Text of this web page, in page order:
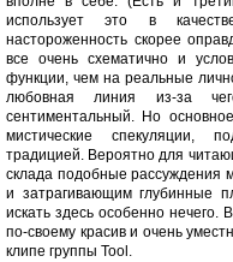
использует это в
настороженность скорее
все очень схематично и
функции, чем на реальные
любовная линия из-за
сентиментальный. Но
мистические спекуляции,
традицией. Вероятно для
склада подобные рассуждения
и затрагивающим глубинные
искать здесь особенно
по-своему красив и очень
клипе группы Tool.